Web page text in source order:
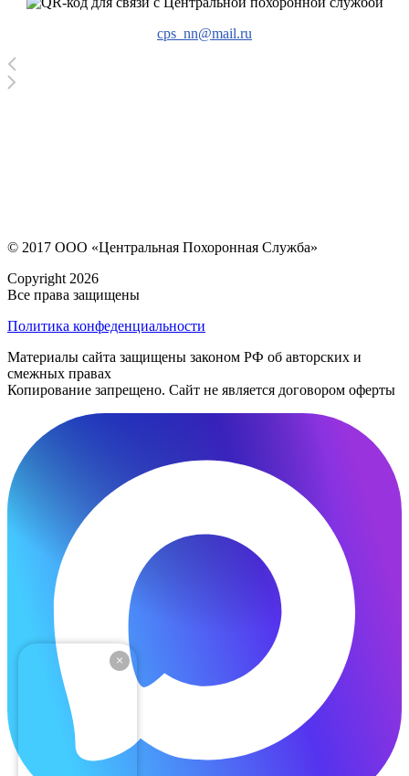
cps_nn@mail.ru
© 2017 ООО «Центральная Похоронная Служба»
Copyright 2026
Все права защищены
Политика конфеденциальности
Материалы сайта защищены законом РФ об авторских и
смежных правах
Копирование запрещено. Сайт не является договором оферты